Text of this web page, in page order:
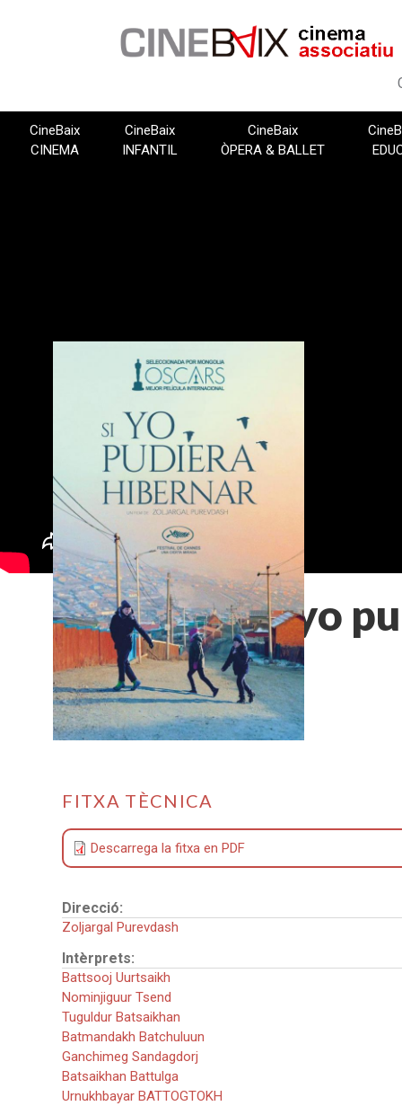
CineBaix
CINEMA
CineBaix
INFANTIL
CineBaix
ÒPERA & BALLET
Si yo
FITXA TÈCNICA
Descarrega la fitxa en PDF
Direcció:
Zoljargal Purevdash
Intèrprets:
Battsooj Uurtsaikh
Nominjiguur Tsend
Tuguldur Batsaikhan
Batmandakh Batchuluun
Ganchimeg Sandagdorj
Batsaikhan Battulga
Urnukhbayar BATTOGTOKH